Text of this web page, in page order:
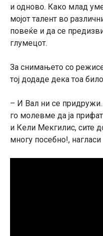
и одново. Како млад
мојот талент во
повеќе и да се
глумецот.
За снимањето со
тој додаде дека тоа
– И Вал ни се
го молевме да ја
и Кели Мекгилис, сите
многу посебно!, нагласи